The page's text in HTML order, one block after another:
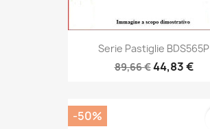
Serie Pastiglie BDS565P
89,66 €44,83 €
-50%